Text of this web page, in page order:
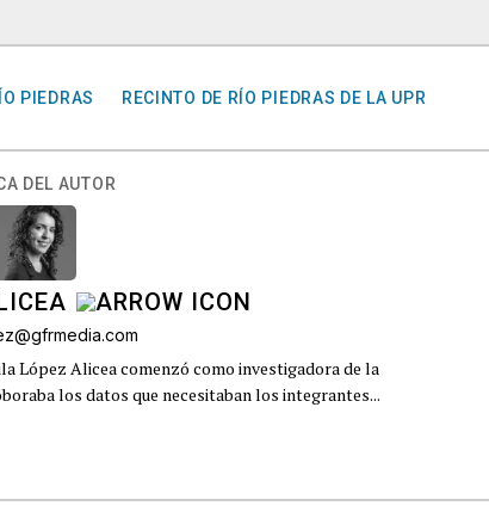
PIEDRAS
RECINTO DE RÍO PIEDRAS DE LA UPR
DEL AUTOR
López Alicea comenzó como investigadora de la
los datos que necesitaban los integrantes...